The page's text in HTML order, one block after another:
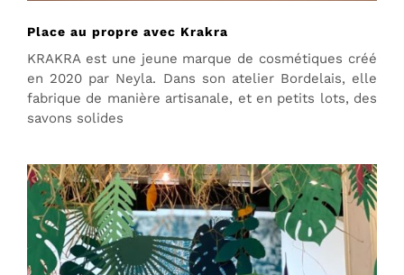
Place au propre avec Krakra
KRAKRA est une jeune marque de cosmétiques créé
en 2020 par Neyla. Dans son atelier Bordelais, elle
fabrique de manière artisanale, et en petits lots, des
savons solides